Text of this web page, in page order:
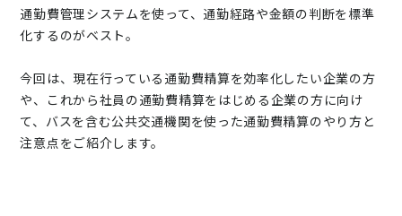
通勤費管理システムを使って、通勤経路や金額の判断を標準
化するのがベスト。
今回は、現在行っている通勤費精算を効率化したい企業の方
や、これから社員の通勤費精算をはじめる企業の方に向け
て、バスを含む公共交通機関を使った通勤費精算のやり方と
注意点をご紹介します。